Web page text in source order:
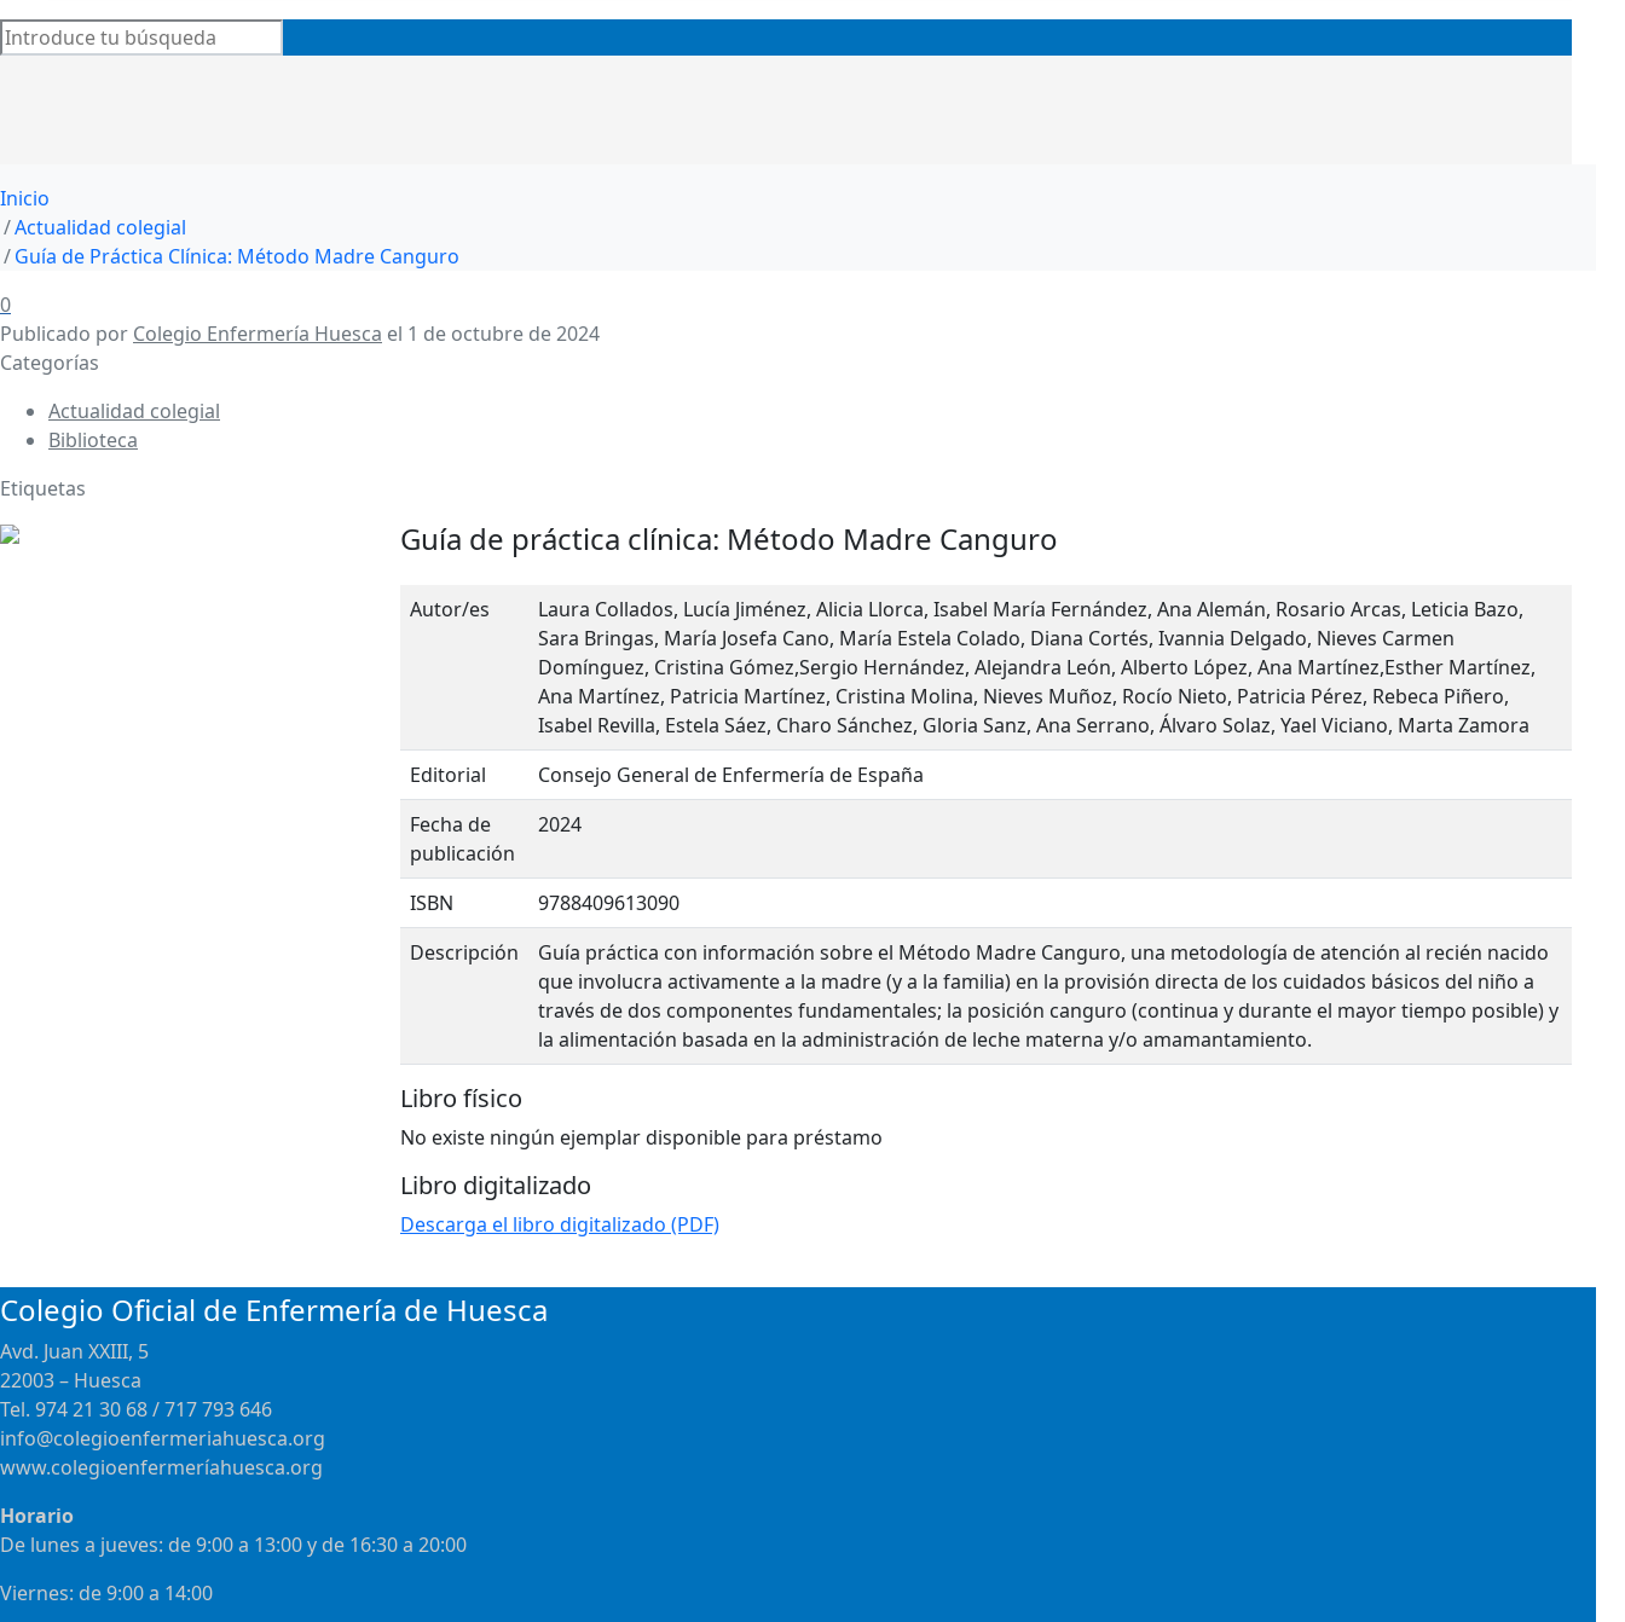
Inicio
Actualidad colegial
Guía de Práctica Clínica: Método Madre Canguro
0
Publicado por Colegio Enfermería Huesca el 1 de octubre de 2024
Categorías
Actualidad colegial
Biblioteca
Etiquetas
Guía de práctica clínica: Método Madre Canguro
Autor/es
Laura Collados, Lucía Jiménez, Alicia Llorca, Isabel María Fernández, Ana Alemán, Rosario Arcas, Leticia Bazo,
Sara Bringas, María Josefa Cano, María Estela Colado, Diana Cortés, Ivannia Delgado, Nieves Carmen
Domínguez, Cristina Gómez,Sergio Hernández, Alejandra León, Alberto López, Ana Martínez,Esther Martínez,
Ana Martínez, Patricia Martínez, Cristina Molina, Nieves Muñoz, Rocío Nieto, Patricia Pérez, Rebeca Piñero,
Isabel Revilla, Estela Sáez, Charo Sánchez, Gloria Sanz, Ana Serrano, Álvaro Solaz, Yael Viciano, Marta Zamora
Editorial
Consejo General de Enfermería de España
Fecha de
publicación
2024
ISBN
9788409613090
Descripción
Guía práctica con información sobre el Método Madre Canguro, una metodología de atención al recién nacido
que involucra activamente a la madre (y a la familia) en la provisión directa de los cuidados básicos del niño a
través de dos componentes fundamentales; la posición canguro (continua y durante el mayor tiempo posible) y
la alimentación basada en la administración de leche materna y/o amamantamiento.
Libro físico
No existe ningún ejemplar disponible para préstamo
Libro digitalizado
Descarga el libro digitalizado (PDF)
Colegio Oficial de Enfermería de Huesca
Avd. Juan XXIII, 5
22003 – Huesca
Tel. 974 21 30 68 / 717 793 646
info@colegioenfermeriahuesca.org
www.colegioenfermeríahuesca.org
Horario
De lunes a jueves: de 9:00 a 13:00 y de 16:30 a 20:00
Viernes: de 9:00 a 14:00